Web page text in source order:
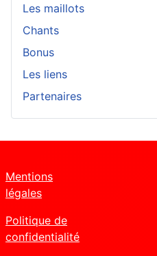
Les maillots
Chants
Bonus
Les liens
Partenaires
Mentions
légales
Politique de
confidentialité